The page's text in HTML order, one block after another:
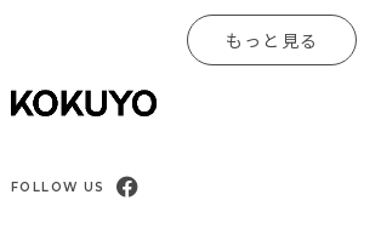
もっと見る
FOLLOW US